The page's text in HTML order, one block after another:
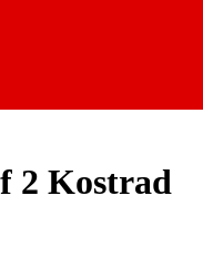
2 Kostrad